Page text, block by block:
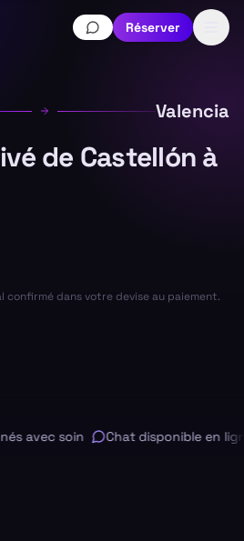
Réserver
Valencia
de Castellón à
dans votre devise au paiement.
avec soin Chat disponible en